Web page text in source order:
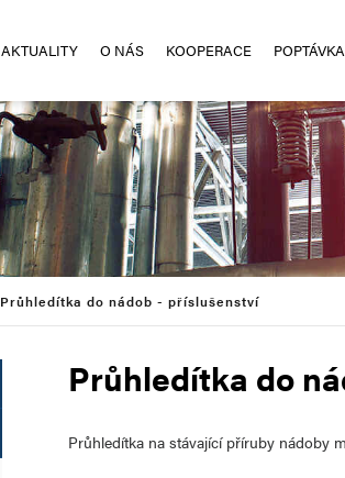
AKTUALITY O NÁS KOOPERACE POPTÁVKA
Průhledítka do nádob - příslušenství
Průhledítka do
Průhledítka na stávající příruby nádoby